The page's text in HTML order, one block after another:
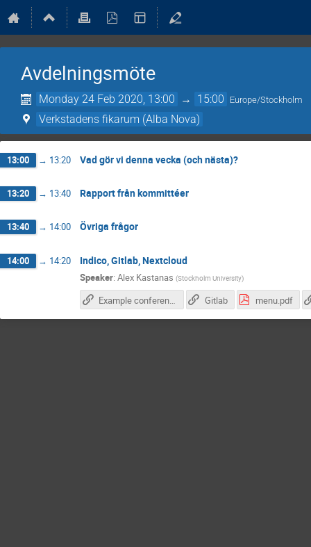
Avdelningsmöte
Monday 24 Feb 2020, 13:00 → 15:00 Europe/Stockholm
Verkstadens fikarum (Alba Nova)
13:00 → 13:20 Vad gör vi denna vecka (och nästa)?
13:20 → 13:40 Rapport från kommittéer
13:40 → 14:00 Övriga frågor
14:00 → 14:20 Indico, Gitlab, Nextcloud
Speaker: Alex Kastanas (Stockholm University)
Example conference Gitlab menu.pdf